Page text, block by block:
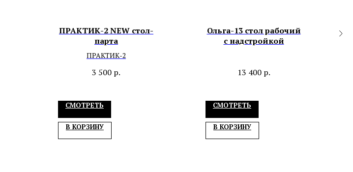
ПРАКТИК-2 NEW стол-
парта
ПРАКТИК-2
3 500 р.
СМОТРЕТЬ
В КОРЗИНУ
Ольга-13 стол рабочий
с надстройкой
13 400 р.
СМОТРЕТЬ
В КОРЗИНУ